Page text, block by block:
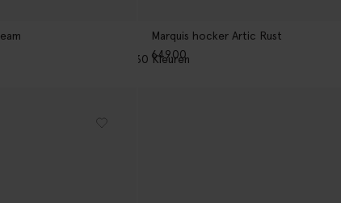
Marquis hocker Artic Rust
649.00
30 Kleuren